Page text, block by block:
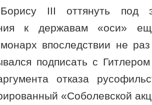
Борису III оттянуть под
к державам «оси»
впоследствии не
подписать с
отказа
«Соболевской